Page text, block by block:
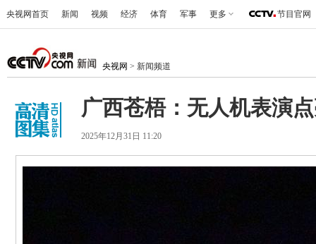
央视网首页 新闻 视频 经济 体育 军事 更多 节目官网
央视网 > 新闻频道
广西苍梧：无人机表演
2025年12月31日 11:20